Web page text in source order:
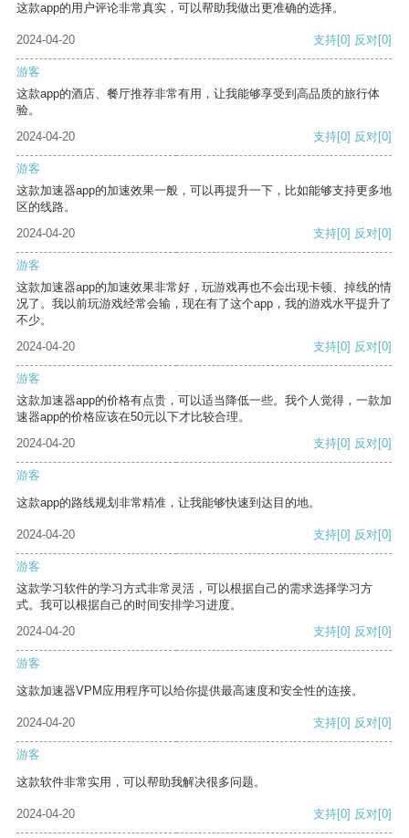
这款app的用户评论非常真实，可以帮助我做出更准确的选择。
2024-04-20 支持[0] 反对[0]
游客
这款app的酒店、餐厅推荐非常有用，让我能够享受到高品质的旅行体
验。
2024-04-20
支持[0] 反对[0]
游客
这款加速器app的加速效果一般，可以再提升一下，比如能够支持更多地
区的线路。
2024-04-20
支持[0] 反对[0]
游客
这款加速器app的加速效果非常好，玩游戏再也不会出现卡顿、掉线的情
况了。我以前玩游戏经常会输，现在有了这个app，我的游戏水平提升了
不少。
2024-04-20
支持[0] 反对[0]
游客
这款加速器app的价格有点贵，可以适当降低一些。我个人觉得，一款加
速器app的价格应该在50元以下才比较合理。
2024-04-20
支持[0] 反对[0]
游客
这款app的路线规划非常精准，让我能够快速到达目的地。
2024-04-20 支持[0] 反对[0]
游客
这款学习软件的学习方式非常灵活，可以根据自己的需求选择学习方
式。我可以根据自己的时间安排学习进度。
2024-04-20
支持[0] 反对[0]
游客
这款加速器VPM应用程序可以给你提供最高速度和安全性的连接。
2024-04-20 支持[0] 反对[0]
游客
这款软件非常实用，可以帮助我解决很多问题。
2024-04-20 支持[0] 反对[0]